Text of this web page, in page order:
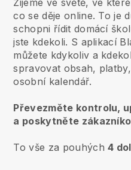
Žijeme ve světě, ve
co se děje online. To je
schopni řídit domácí
jste kdekoli. S aplikací
můžete kdykoliv a
spravovat obsah,
osobní kalendář.
Převezměte kontrolu,
a poskytněte
To vše za pouhých4